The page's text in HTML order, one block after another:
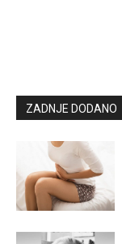
ZADNJE DODANO